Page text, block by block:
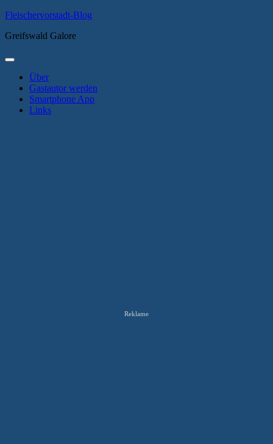
Zum
springen
Fleischervorstadt-Blog
Greifswald Galore
Primäres
Über
Gastautor werden
Smartphone App
Links
Reklame